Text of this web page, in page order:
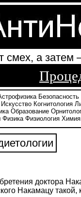
а затем
Безопасность
Искусство Когнитология
Образование
Физика Физиология Химия
доктора
Накамацу